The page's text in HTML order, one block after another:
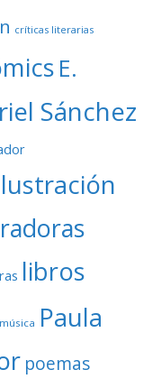
críticas literarias
E.
Sánchez
libros
música Paula
poemas